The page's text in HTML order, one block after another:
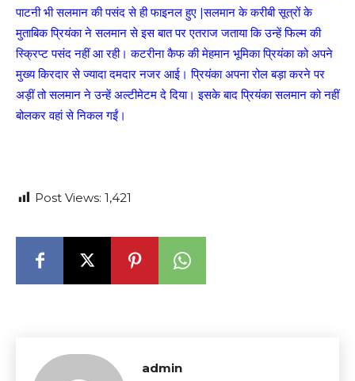
पाटनी भी सलमान की पसंद से ही फाइनल हुए |सलमान के करीबी सूत्रों के
मुताबिक प्रियंका ने सलमान से इस बात पर एतराज जताया कि उन्हें फिल्म की
स्क्रिप्ट पसंद नहीं आ रही। कटरीना कैफ की मेहमान भूमिका प्रियंका को अपने
मुख्य किरदार से ज्यादा दमदार नजर आई। प्रियंका अपना रोल बड़ा करने पर
अड़ीं तो सलमान ने उन्हें अल्टीमेटम दे दिया। इसके बाद प्रियंका सलमान को नहीं
बोलकर वहां से निकल गईं।
Post Views: 1,421
admin